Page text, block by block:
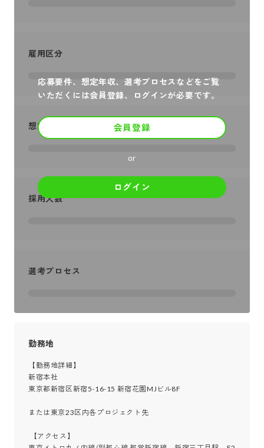
応募要件、想定年収、選考プロセスなどをご覧
いただくには会員登録、ログインが必要です。
会員登録
or
ログイン
雇用区分
想定年収
採用人数
選考プロセス
勤務地
【勤務地詳細】
新宿本社
東京都新宿区新宿5-16-15 新宿花園MJビル8F
または東京23区内各プロジェクト先